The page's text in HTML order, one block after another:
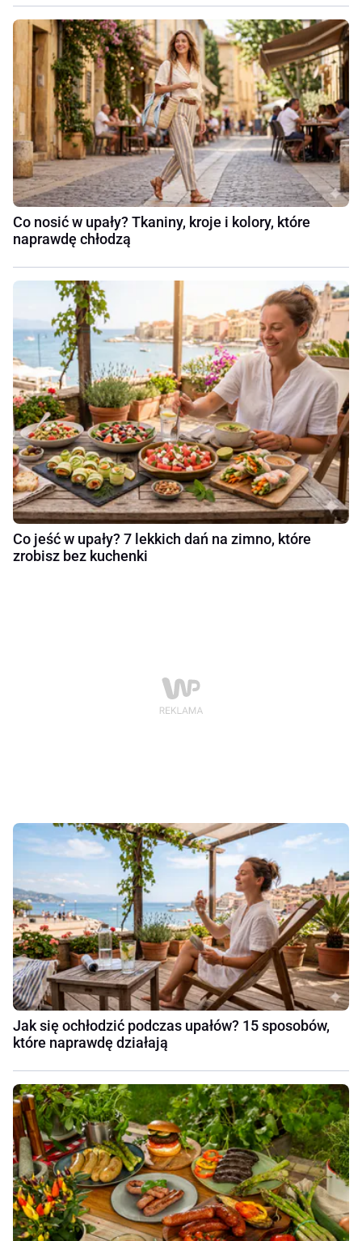
Co nosić w upały? Tkaniny, kroje i kolory, które
naprawdę chłodzą
Co jeść w upały? 7 lekkich dań na zimno, które
zrobisz bez kuchenki
Jak się ochłodzić podczas upałów? 15 sposobów,
które naprawdę działają